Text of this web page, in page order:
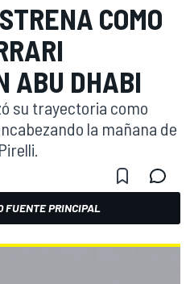
COMO
ABU DHABI
su trayectoria como
la mañana de
FUENTE PRINCIPAL